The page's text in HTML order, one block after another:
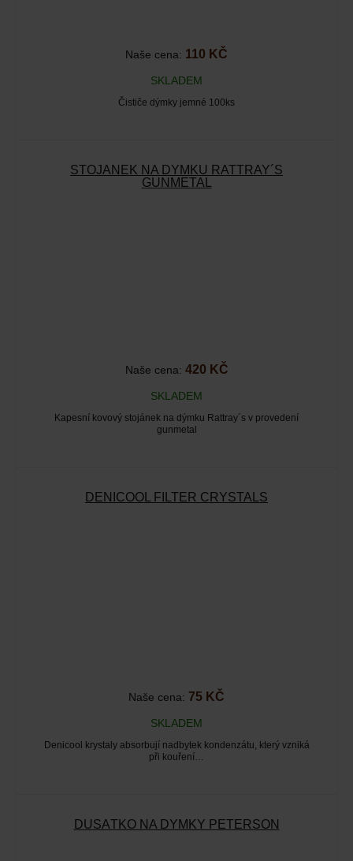
Naše cena: 110 KČ
SKLADEM
Čističe dýmky jemné 100ks
STOJÁNEK NA DÝMKU RATTRAY´S
GUNMETAL
Naše cena: 420 KČ
SKLADEM
Kapesní kovový stojánek na dýmku Rattray´s v provedení
gunmetal
DENICOOL FILTER CRYSTALS
Naše cena: 75 KČ
SKLADEM
Denicool krystaly absorbují nadbytek kondenzátu, který vzniká
při kouření…
DUSÁTKO NA DÝMKY PETERSON